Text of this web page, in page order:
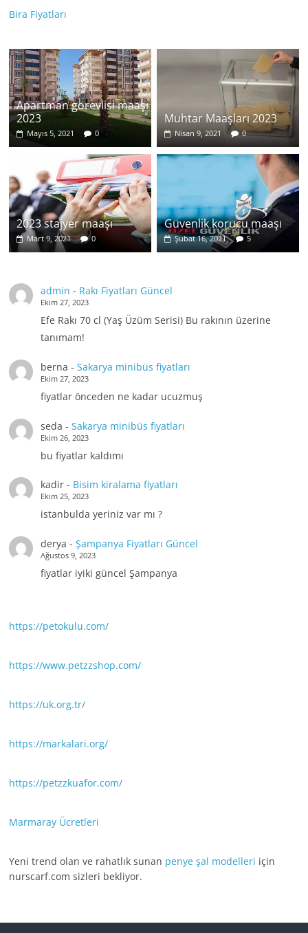
Bira Fiyatları
Apartman görevlisi maaşı
2023
Mayıs 5, 2021 0
Muhtar Maaşları 2023
Nisan 9, 2021 0
2023 stajyer maaşı
Mart 9, 2021 0
Güvenlik korucu maaşı
Şubat 16, 2021 5
admin - Rakı Fiyatları Güncel
Ekim 27, 2023
Efe Rakı 70 cl (Yaş Üzüm Serisi) Bu rakının üzerine
tanımam!
berna - Sakarya minibüs fiyatları
Ekim 27, 2023
fiyatlar önceden ne kadar ucuzmuş
seda - Sakarya minibüs fiyatları
Ekim 26, 2023
bu fiyatlar kaldımı
kadir- Bisim kiralama fiyatları
Ekim 25, 2023
istanbulda yeriniz var mı ?
derya - Şampanya Fiyatları Güncel
Ağustos 9, 2023
fiyatlar iyiki güncel Şampanya
https://petokulu.com/
https://www.petzzshop.com/
https://uk.org.tr/
https://markalari.org/
https://petzzkuafor.com/
Marmaray Ücretleri
Yeni trend olan ve rahatlık sunan penye şal modelleri için
nurscarf.com sizleri bekliyor.